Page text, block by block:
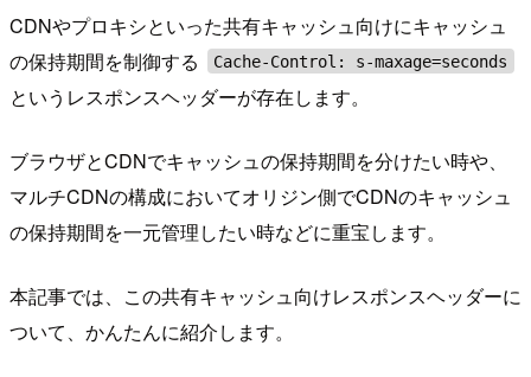
CDNやプロキシといった共有キャッシュ向けにキャッシュ
の保持期間を制御する
Cache-Control: s-maxage=seconds
というレスポンスヘッダーが存在します。
ブラウザとCDNでキャッシュの保持期間を分けたい時や、
マルチCDNの構成においてオリジン側でCDNのキャッシュ
の保持期間を一元管理したい時などに重宝します。
本記事では、この共有キャッシュ向けレスポンスヘッダーに
ついて、かんたんに紹介します。